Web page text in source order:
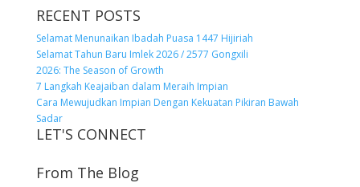
RECENT POSTS
Selamat Menunaikan Ibadah Puasa 1447 Hijiriah
Selamat Tahun Baru Imlek 2026 / 2577 Gongxili
2026: The Season of Growth
7 Langkah Keajaiban dalam Meraih Impian
Cara Mewujudkan Impian Dengan Kekuatan Pikiran Bawah
Sadar
LET'S CONNECT
From The Blog